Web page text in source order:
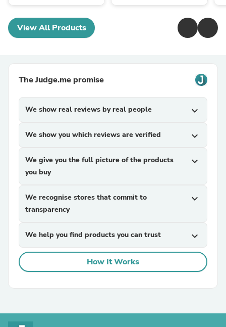
View All Products
The Judge.me promise
We show real reviews by real people expand_more
We show you which reviews are verified expand_more
We give you the full picture of the products
you buy
expand_more
We recognise stores that commit to
transparency
expand_more
We help you find products you can trust expand_more
How It Works